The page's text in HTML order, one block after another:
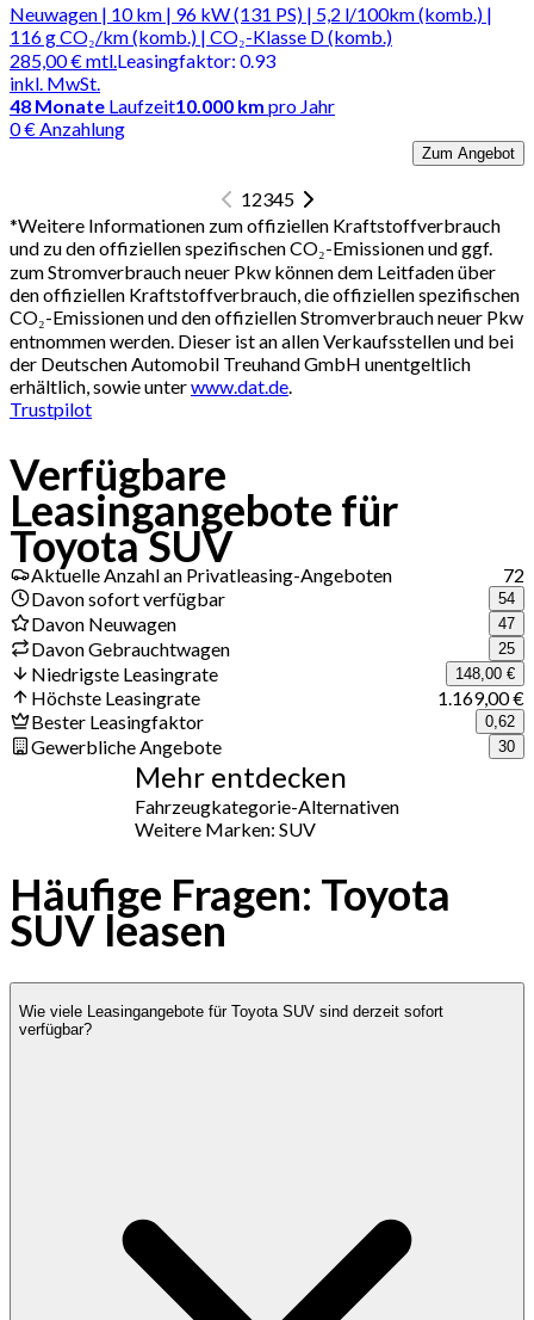
Neuwagen | 10 km | 96 kW (131 PS) | 5,2 l/100km (komb.) |
116 g CO₂/km (komb.) | CO₂-Klasse D (komb.)
285,00 €mtl.
inkl. MwSt.
Leasingfaktor: 0.93
48 Monate Laufzeit10.000 km pro Jahr
0 € Anzahlung
Zum Angebot
12345
*Weitere Informationen zum offiziellen Kraftstoffverbrauch
und zu den offiziellen spezifischen CO₂-Emissionen und ggf.
zum Stromverbrauch neuer Pkw können dem Leitfaden über
den offiziellen Kraftstoffverbrauch, die offiziellen spezifischen
CO₂-Emissionen und den offiziellen Stromverbrauch neuer Pkw
entnommen werden. Dieser ist an allen Verkaufsstellen und bei
der Deutschen Automobil Treuhand GmbH unentgeltlich
erhältlich, sowie unterwww.dat.de
Trustpilot
Verfügbare
Leasingangebote für
Toyota SUV
Aktuelle Anzahl an Privatleasing-Angeboten
72
Davon sofort verfügbar
54
Davon Neuwagen 47
Davon Gebrauchtwagen 25
Niedrigste Leasingrate 148,00 €
Höchste Leasingrate
1.169,00 €
Bester Leasingfaktor
0,62
Gewerbliche Angebote 30
Mehr entdecken
Fahrzeugkategorie-Alternativen
Weitere Marken: SUV
Häufige Fragen: Toyota
SUV leasen
Wie viele Leasingangebote für Toyota SUV sind derzeit sofort
verfügbar?